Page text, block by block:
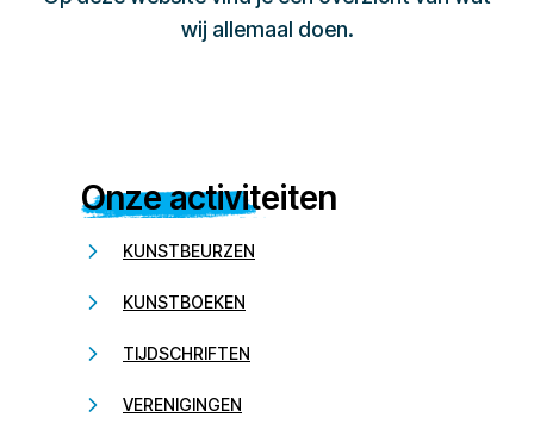
wij allemaal doen.
Onze activiteiten
KUNSTBEURZEN
KUNSTBOEKEN
TIJDSCHRIFTEN
VERENIGINGEN